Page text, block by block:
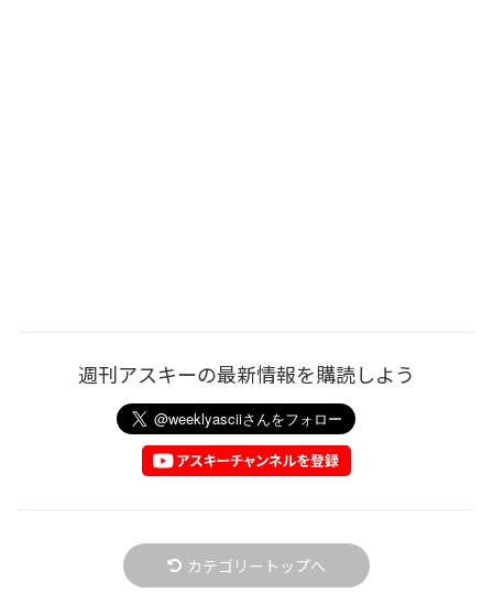
週刊アスキーの最新情報を購読しよう
カテゴリートップへ